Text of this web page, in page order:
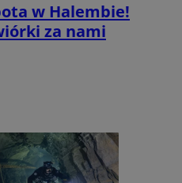
w Halembie!
za nami